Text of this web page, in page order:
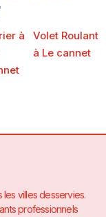
à
Volet Roulant
à Le cannet
villes desservies.
professionnels